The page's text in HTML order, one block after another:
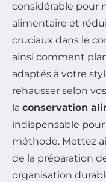
considérable pour
alimentaire et
cruciaux dans le
ainsi comment
adaptés à votre
rehausser selon
la conservation
indispensable
méthode. Mettez
de la préparation
organisation